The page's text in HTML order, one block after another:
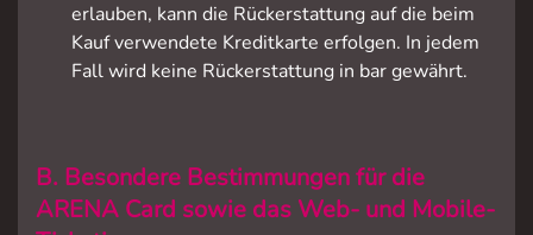
erlauben, kann die Rückerstattung auf die beim
Kauf verwendete Kreditkarte erfolgen. In jedem
Fall wird keine Rückerstattung in bar gewährt.
B. Besondere Bestimmungen für die
ARENA Card sowie das Web- und Mobile-